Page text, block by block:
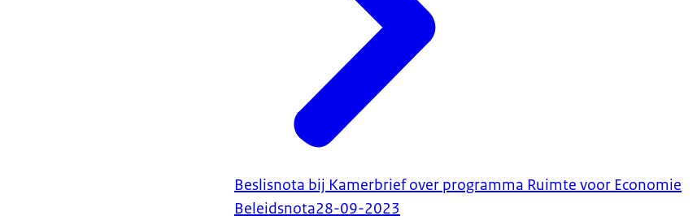
Beslisnota bij Kamerbrief over programma Ruimte voor Economie
Beleidsnota28-09-2023